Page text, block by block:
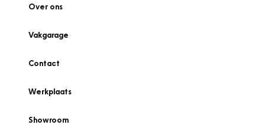
Over ons
Vakgarage
Contact
Werkplaats
Showroom